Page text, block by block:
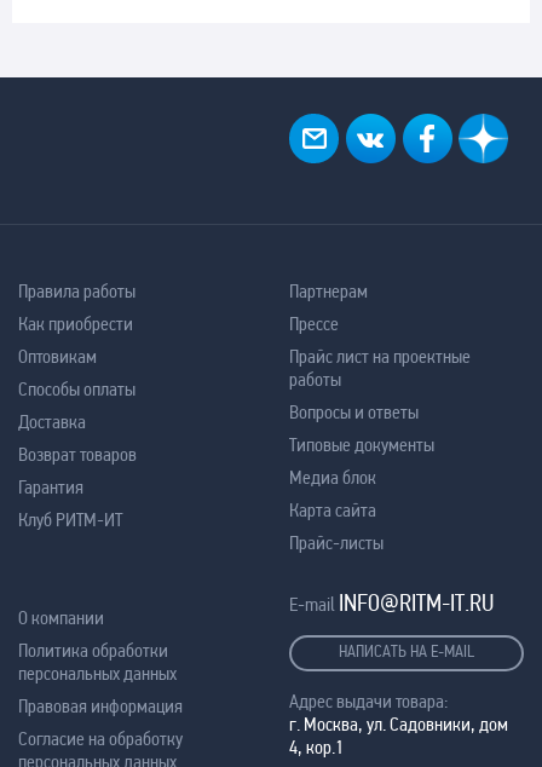
Правила работы
Как приобрести
Оптовикам
Способы оплаты
Доставка
Возврат товаров
Гарантия
Клуб РИТМ-ИТ
Партнерам
Прессе
Прайс лист на проектные
работы
Вопросы и ответы
Типовые документы
Медиа блок
Карта сайта
Прайс-листы
О компании
Политика обработки
персональных данных
Правовая информация
Согласие на обработку
персональных данных
E-mail INFO@RITM-IT.RU
НАПИСАТЬ НА E-MAIL
Адрес выдачи товара:
г. Москва, ул. Садовники, дом
4, кор.1